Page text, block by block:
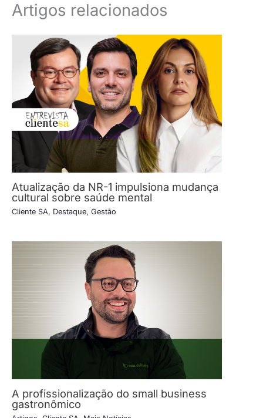
Artigos relacionados
Atualização da NR-1 impulsiona mudança
cultural sobre saúde mental
Cliente SA, Destaque, Gestão
A profissionalização do small business
gastronômico